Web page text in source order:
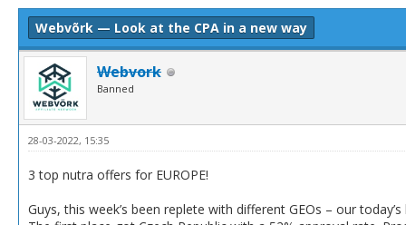
Webvõrk — Look at the CPA in a new way
Webvork
Banned
28-03-2022, 15:35
3 top nutra offers for EUROPE!
Guys, this week’s been replete with different GEOs – our